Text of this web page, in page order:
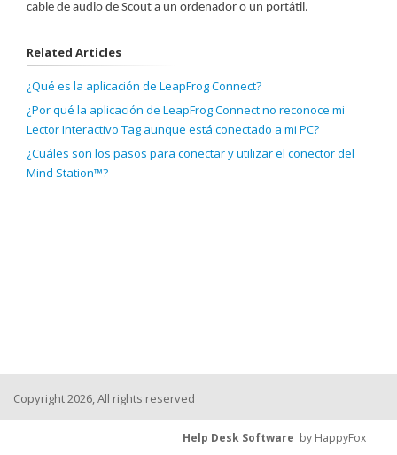
cable de audio de Scout a un ordenador o un portátil.
Related Articles
¿Qué es la aplicación de LeapFrog Connect?
¿Por qué la aplicación de LeapFrog Connect no reconoce mi
Lector Interactivo Tag aunque está conectado a mi PC?
¿Cuáles son los pasos para conectar y utilizar el conector del
Mind Station™?
Copyright 2026, All rights reserved
Help Desk Software by HappyFox